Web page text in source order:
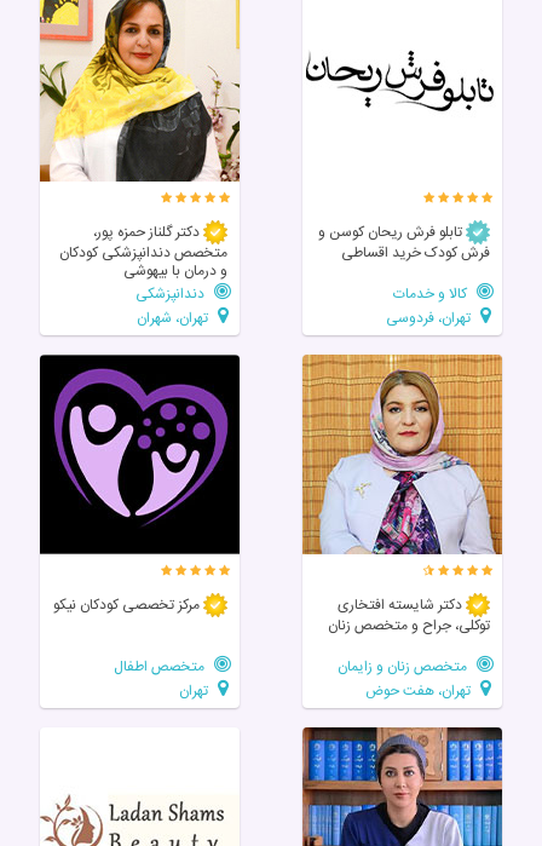
تابلو فرش ریحان کوسن و
فرش کودک خرید اقساطی
کالا و خدمات
تهران، فردوسی
دکتر گلناز حمزه پور،
متخصص دندانپزشکی کودکان
و درمان با بیهوشی
دندانپزشکی
تهران، شهران
دکتر شایسته افتخاری
توکلی، جراح و متخصص زنان
متخصص زنان و زایمان
تهران، هفت حوض
مرکز تخصصی‌ کودکان‌ نیکو
متخصص اطفال
تهران